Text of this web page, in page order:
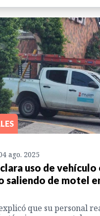
ago. 2025
uso de
saliendo de motel
que su personal